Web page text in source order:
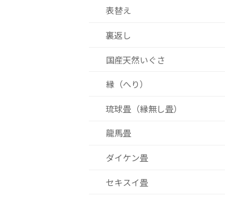
表替え
裏返し
国産天然いぐさ
縁（へり）
琉球畳（縁無し畳）
龍馬畳
ダイケン畳
セキスイ畳